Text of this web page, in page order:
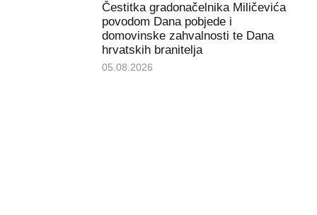
Čestitka gradonačelnika Miličevića
povodom Dana pobjede i
domovinske zahvalnosti te Dana
hrvatskih branitelja
05.08.2026